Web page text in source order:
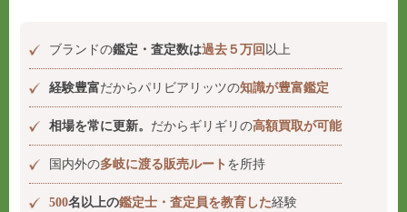
ブランドの鑑定・査定数は過去５万回 以上
経験豊富だからパリビアリッツの知識が豊富鑑定
相場を常に更新。 だからギリギリの高額買取が可能
国内外の多岐に渡る販売ルート を所持
500名以上の鑑定士・査定員を教育した経験